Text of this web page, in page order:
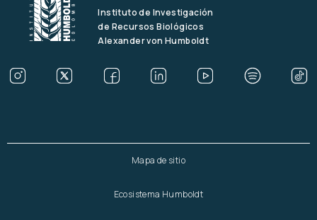
Instituto de Investigación
de Recursos Biológicos
Alexander von Humboldt
Mapa de sitio
Ecosistema Humboldt